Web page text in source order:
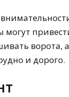
могут
ворота,
и дорого.